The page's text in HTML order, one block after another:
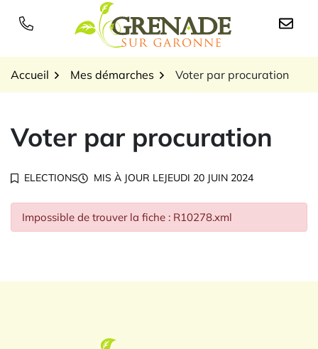
Logo Grenade sur
Accueil Mes démarches Voter par procuration
Voter par procuration
ELECTIONS MIS À JOUR LEJEUDI 20 JUIN 2024
Impossible de trouver la fiche : R10278.xml